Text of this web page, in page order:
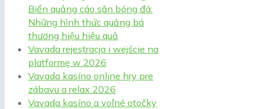
Biển quảng cáo sân bóng đá:
Những hình thức quảng bá
thương hiệu hiệu quả
Vavada rejestracja i wejście na
platformę w 2026
Vavada kasíno online hry pre
zábavu a relax 2026
Vavada kasíno a voľné otočky